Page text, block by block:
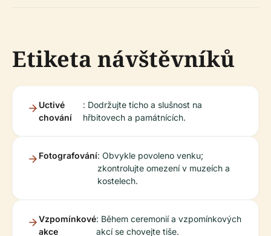
Etiketa návštěvníků
Uctivé
chování
: Dodržujte ticho a slušnost na
hřbitovech a památnících.
Fotografování: Obvykle povoleno venku;
zkontrolujte omezení v muzeích a
kostelech.
Vzpomínkové
akce
: Během ceremonií a vzpomínkových
akcí se chovejte tiše.